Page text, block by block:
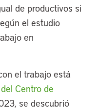
de productivos si
el estudio
en
el trabajo está
Centro de
se descubrió